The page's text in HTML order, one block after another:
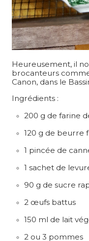
Heureusement, il
brocanteurs
Canon, dans le
Ingrédients :
200 g de farine
120 g de beurre
1 pincée de
1 sachet de
90 g de sucre
2 œufs battus
150 ml de lait
2 ou 3 pommes